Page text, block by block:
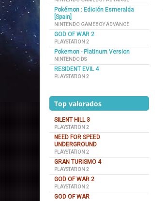
Pokémon : Edición Esmeralda
[Spain]
NINTENDO GAMEBOY ADVANCE
GOD OF WAR 2
PLAYSTATION 2
Pokemon - Platinum Version
NINTENDO DS
RESIDENT EVIL 4
PLAYSTATION 2
Top valorados
SILENT HILL 3
PLAYSTATION 2
NEED FOR SPEED
UNDERGROUND
PLAYSTATION 2
GRAN TURISMO 4
PLAYSTATION 2
GOD OF WAR 2
PLAYSTATION 2
GOD OF WAR